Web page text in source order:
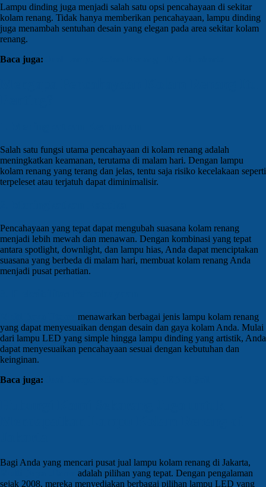
Lampu dinding juga menjadi salah satu opsi pencahayaan di sekitar
kolam renang. Tidak hanya memberikan pencahayaan, lampu dinding
juga menambah sentuhan desain yang elegan pada area sekitar kolam
renang.
Baca juga:
Salah satu fungsi utama pencahayaan di kolam renang adalah
meningkatkan keamanan, terutama di malam hari. Dengan lampu
kolam renang yang terang dan jelas, tentu saja risiko kecelakaan seperti
terpeleset atau terjatuh dapat diminimalisir.
Pencahayaan yang tepat dapat mengubah suasana kolam renang
menjadi lebih mewah dan menawan. Dengan kombinasi yang tepat
antara spotlight, downlight, dan lampu hias, Anda dapat menciptakan
suasana yang berbeda di malam hari, membuat kolam renang Anda
menjadi pusat perhatian.
menawarkan berbagai jenis lampu kolam renang
yang dapat menyesuaikan dengan desain dan gaya kolam Anda. Mulai
dari lampu LED yang simple hingga lampu dinding yang artistik, Anda
dapat menyesuaikan pencahayaan sesuai dengan kebutuhan dan
keinginan.
Baca juga:
Bagi Anda yang mencari pusat jual lampu kolam renang di Jakarta,
adalah pilihan yang tepat. Dengan pengalaman
sejak 2008, mereka menyediakan berbagai pilihan lampu LED yang